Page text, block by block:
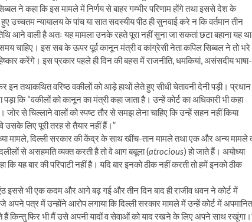
ने कहा कि इस मामले में निर्णय से बाहर गम्भीर परिणाम होंगे तथा इससे देश के
न्यायालय के पांच या सात सदस्यीय पीठ ही सुनवाई करे न कि वर्तमान तीन
आने वाली है अतः यह मामला उनके रहते पूरा नहीं सुना जा सकतां छटा बहाना यह था
चाहिए। इस सब के ऊपर पूर्व कानून मंत्री व कांग्रेसी नेता कपिल सिब्बल ने तो भरे
करेंगे। इस प्रकार पहले ही दिन की बहस में राजनीति, धमकियां, असंसदीय भाषा-
इन तथाकथित वरिष्ठ वकीलों को आड़े हाथों लेते हुए सीधी चेतावनी देनी पड़ी। प्रधान
पड़ा कि “वकीलों को कानून का मंत्री कहा जाता है। उन्हें कोर्ट का अधिकारी भी कहा
जोर से चिल्लाने वालों को स्पष्ट तौर से समझ लेना चाहिए कि उन्हें सहन नहीं किया
उसके लिए पूरी तरह से तैयार नहीं हैं।”
मामले, दिल्ली सरकार की केंद्र के साथ खींच-तान मामले तथा एक और अन्य मामले
से असहमति व्यक्त करती है तो वे आग बबूला (atrocious) हो जाते हैं। अयोध्या
कि यह बार की परिपाटी नहीं है। यदि बार इनको ठीक नहीं करती तो हमें इनको ठीक
इससे भी एक कदम और आगे बढ़ गई और तीन दिन बाद ही राजीव धवन ने कोर्ट में
पत्र में उन्होंने आरोप लगाया कि दिल्ली सरकार मामले में उन्हें कोर्ट में अपमानित
किन्तु फिर भी मैं उसे अपनी यादों व सेवाओं को याद रखने के लिए अपने साथ